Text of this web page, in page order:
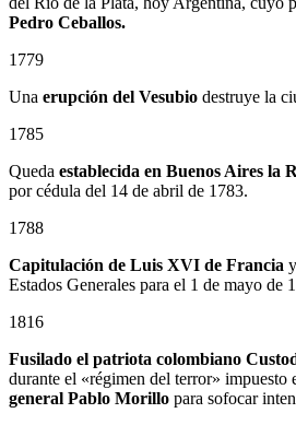
Pedro Ceballos.
1779
Una erupción del Vesubio destruye la
1785
Queda establecida en Buenos Aires la
por cédula del 14 de abril de 1783.
1788
Capitulación de Luis XVI de Francia
Estados Generales para el 1 de mayo de
1816
Fusilado el patriota colombiano
durante el «régimen del terror» impuesto
general Pablo Morillo para sofocar